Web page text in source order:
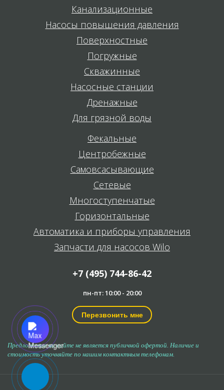
Канализационные
Насосы повышения давления
Поверхностные
Погружные
Скважинные
Насосные станции
Дренажные
Для грязной воды
Фекальные
Центробежные
Самовсасывающие
Сетевые
Многоступенчатые
Горизонтальные
Автоматика и приборы управления
Запчасти для насосов Wilo
+7 (495) 744-86-42
пн-пт: 10:00 - 20:00
Перезвонить мне
Предложение на сайте не является публичной офертой. Наличие и
стоимость уточняйте по нашим контактным телефонам.